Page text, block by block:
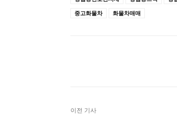
중고화물차
화물차매매
이전 기사